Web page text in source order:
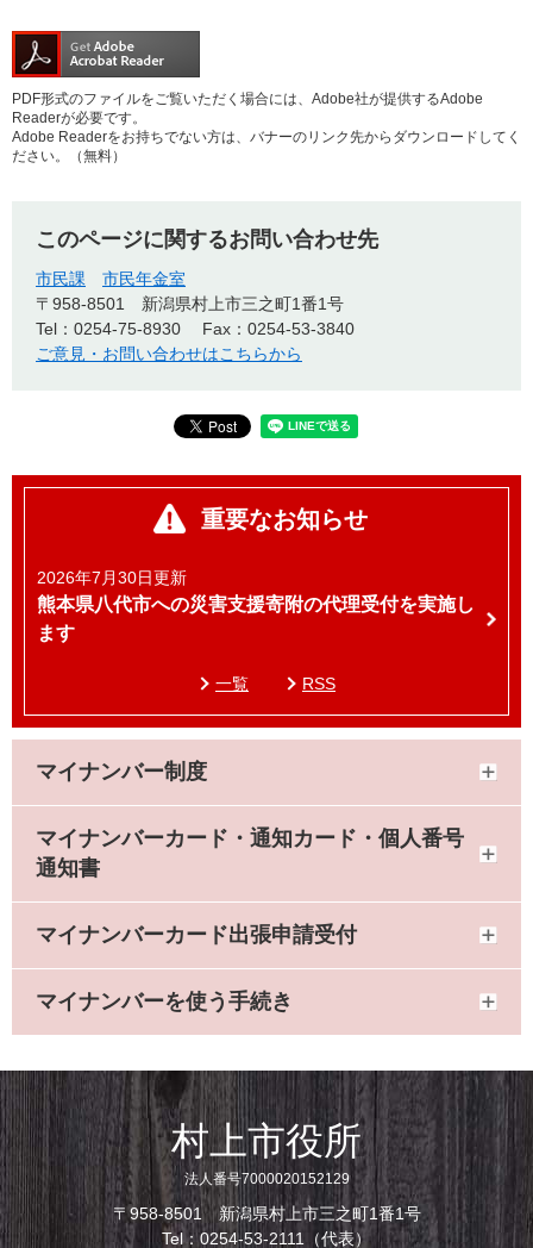
PDF形式のファイルをご覧いただく場合には、Adobe社が提供するAdobe
Readerが必要です。
Adobe Readerをお持ちでない方は、バナーのリンク先からダウンロードしてく
ださい。（無料）
このページに関するお問い合わせ先
市民課
市民年金室
〒958-8501
新潟県村上市三之町1番1号
Tel：0254-75-8930
Fax：0254-53-3840
ご意見・お問い合わせはこちらから
重要なお知らせ
2026年7月30日更新
熊本県八代市への災害支援寄附の代理受付を実施し
ます
一覧 RSS
マイナンバー制度
マイナンバーカード・通知カード・個人番号
通知書
マイナンバーカード出張申請受付
マイナンバーを使う手続き
村上市役所
法人番号7000020152129
〒958-8501 新潟県村上市三之町1番1号
Tel：0254-53-2111（代表）